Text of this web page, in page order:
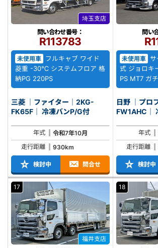
埼玉支店
問い合わせ番号：
R113783
未使用車
フルキャブ ワイド
菱重 -30℃ システムフロア 格
納PG 220PS
三菱 ｜ファイター｜2KG-
FK65F｜ 冷凍バンP/G付
年式
令和7年10月
走行距離
930km
検討中 問合せ
問い
未使用車
式 ジョロキ
PS MT7 ガ
日野 ｜プロ
年式
走行距離
検討中
17
福井支店
18